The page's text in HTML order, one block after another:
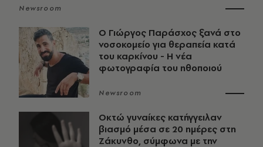
Newsroom
O Γιώργος Παράσχος ξανά στο
νοσοκομείο για θεραπεία κατά
του καρκίνου - Η νέα
φωτογραφία του ηθοποιού
Newsroom
Οκτώ γυναίκες κατήγγειλαν
βιασμό μέσα σε 20 ημέρες στη
Ζάκυνθο, σύμφωνα με την